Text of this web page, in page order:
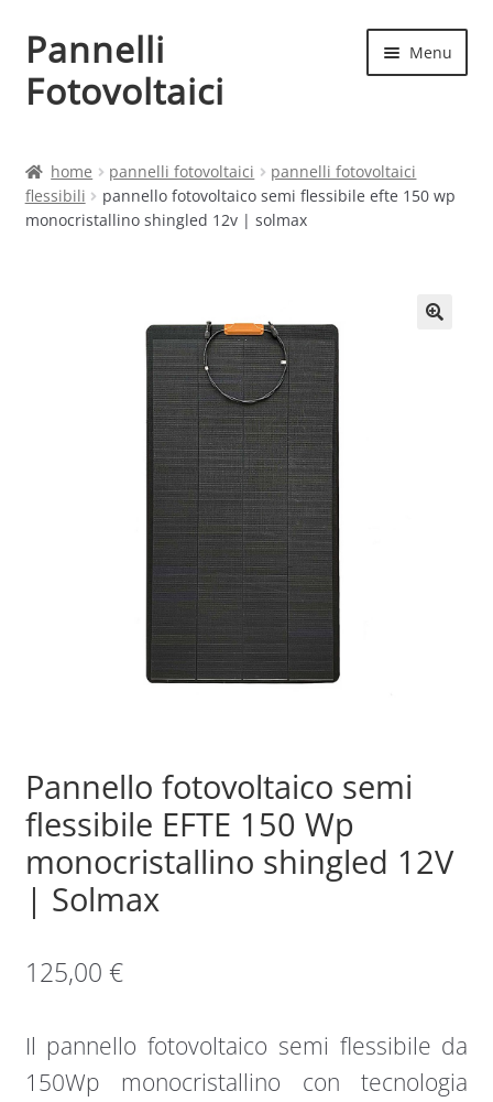
Vai
alla
navigazione
Vai
al
contenuto
Pannelli
Fotovoltaici
Menu
Cart
home pannelli fotovoltaici
pannelli fotovoltaici
flessibili
pannello fotovoltaico semi flessibile efte 150 wp
monocristallino shingled 12v | solmax
Pannello fotovoltaico semi
flessibile EFTE 150 Wp
monocristallino shingled 12V
| Solmax
125,00 €
Il pannello fotovoltaico semi flessibile da
150Wp monocristallino con tecnologia